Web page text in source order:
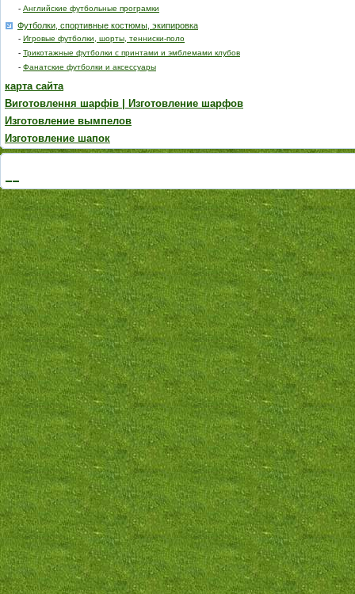
- Английские футбольные програмки
Футболки, спортивные костюмы, экипировка
- Игровые футболки, шорты, тенниски-поло
- Трикотажные футболки с принтами и эмблемами клубов
- Фанатские футболки и аксессуары
карта сайта
Виготовлення шарфів | Изготовление шарфов
Изготовление вымпелов
Изготовление шапок